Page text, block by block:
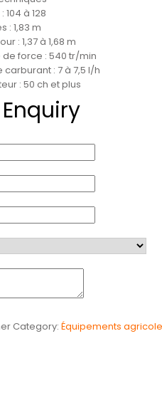
à 128
: 1,83 m
: 1,37 à 1,68 m
force : 540 tr/min
: 7 à 7,5 l/h
: 50 ch et plus
Category:Équipements